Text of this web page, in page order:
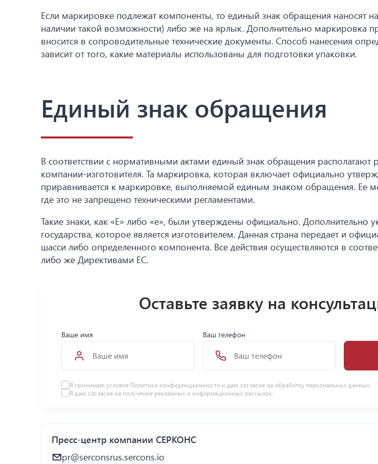
Если маркировке подлежат компоненты, то единый знак обращения наносят
наличии такой возможности) либо же на ярлык. Дополнительно маркировка
вносится в сопроводительные технические документы. Способ нанесения
зависит от того, какие материалы использованы для подготовки упаковки.
Единый знак обращения
В соответствии с нормативными актами единый знак обращения
компании-изготовителя. Та маркировка, которая включает официально
приравнивается к маркировке, выполняемой единым знаком обращения. Ее
где это не запрещено техническими регламентами.
Такие знаки, как «Е» либо «е», были утверждены официально. Дополнительно
государства, которое является изготовителем. Данная страна передает и
шасси либо определенного компонента. Все действия осуществляются в
либо же Директивами ЕС.
Оставьте заявку на
Ваше имя Ваш телефон
Я принимаю условия Политики конфиденциальности и даю согласие на обработку персональных данных.
Я даю согласие на получение рекламных и информационных рассылок.
Пресс-центр компании СЕРКОНС
pr@serconsrus.sercons.io